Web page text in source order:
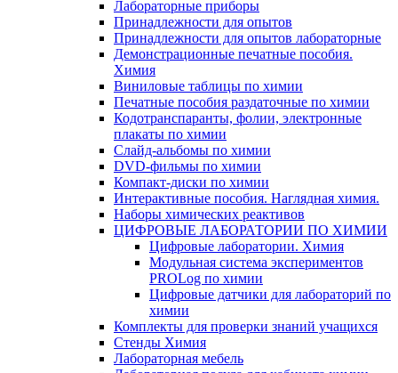
Лабораторные приборы
Принадлежности для опытов
Принадлежности для опытов лабораторные
Демонстрационные печатные пособия.
Химия
Виниловые таблицы по химии
Печатные пособия раздаточные по химии
Кодотранспаранты, фолии, электронные
плакаты по химии
Слайд-альбомы по химии
DVD-фильмы по химии
Компакт-диски по химии
Интерактивные пособия. Наглядная химия.
Наборы химических реактивов
ЦИФРОВЫЕ ЛАБОРАТОРИИ ПО ХИМИИ
Цифровые лаборатории. Химия
Модульная система экспериментов
PROLog по химии
Цифровые датчики для лабораторий по
химии
Комплекты для проверки знаний учащихся
Стенды Химия
Лабораторная мебель